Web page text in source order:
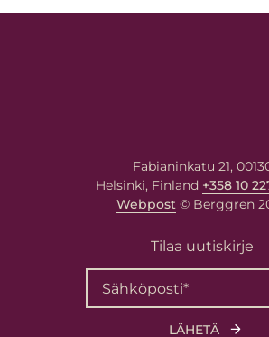
Fabianinkatu 21,
Helsinki, Finland +358 10
Webpost© Berggren
Tilaa uutiskirje